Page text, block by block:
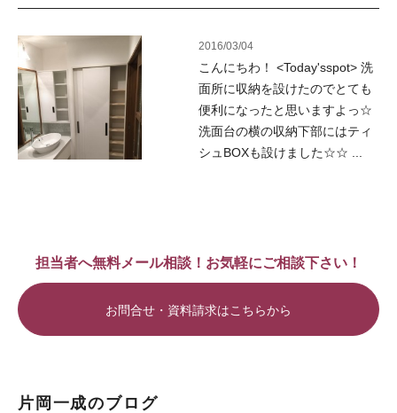
2016/03/04
こんにちわ！ <Today'sspot> 洗
面所に収納を設けたのでとても
便利になったと思いますよっ☆
洗面台の横の収納下部にはティ
シュBOXも設けました☆☆ ...
担当者へ無料メール相談！お気軽にご相談下さい！
お問合せ・資料請求はこちらから
片岡一成のブログ